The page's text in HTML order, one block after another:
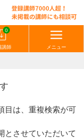
0
講師 メニュー
目は、重複検索が可
とさせていただいて